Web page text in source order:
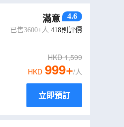
滿意 4.6
已售3600+人 418則評價
HKD1,599
HKD 999+/人
立即預訂